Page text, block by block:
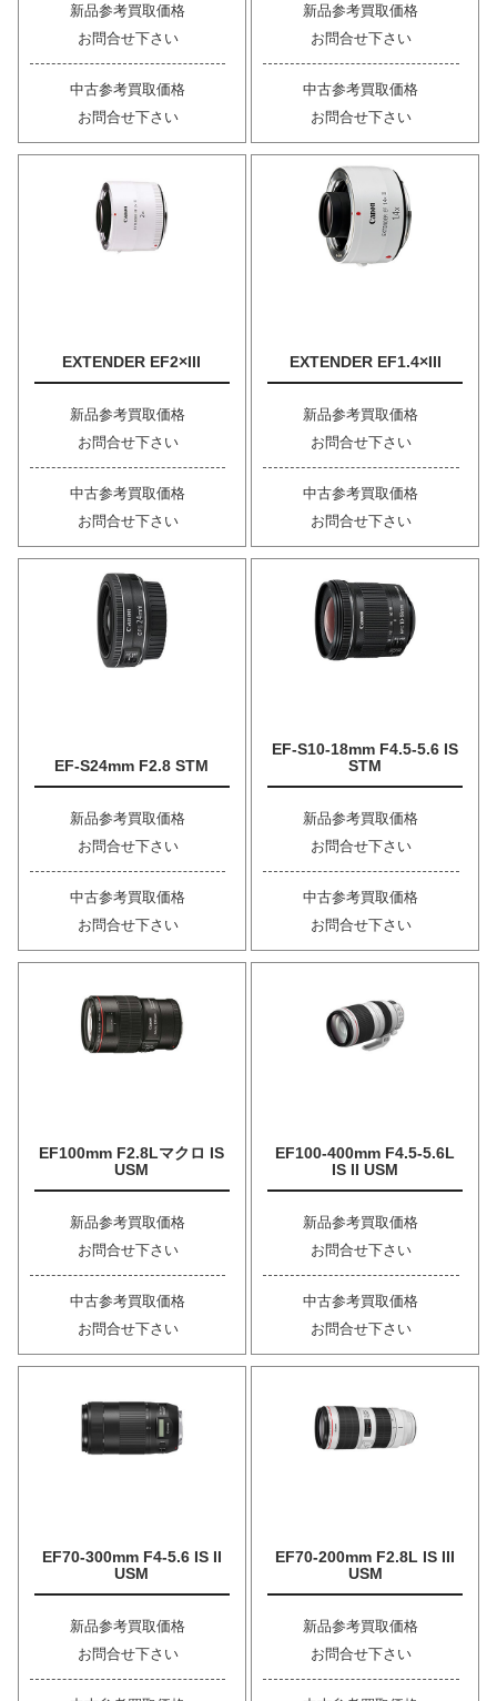
新品参考買取価格
お問合せ下さい
中古参考買取価格
お問合せ下さい
新品参考買取価格
お問合せ下さい
中古参考買取価格
お問合せ下さい
EXTENDER EF2×III
新品参考買取価格
お問合せ下さい
中古参考買取価格
お問合せ下さい
EXTENDER EF1.4×III
新品参考買取価格
お問合せ下さい
中古参考買取価格
お問合せ下さい
EF-S24mm F2.8 STM
新品参考買取価格
お問合せ下さい
中古参考買取価格
お問合せ下さい
EF-S10-18mm F4.5-5.6 IS
STM
新品参考買取価格
お問合せ下さい
中古参考買取価格
お問合せ下さい
EF100mm F2.8Lマクロ IS
USM
新品参考買取価格
お問合せ下さい
中古参考買取価格
お問合せ下さい
EF100-400mm F4.5-5.6L
IS II USM
新品参考買取価格
お問合せ下さい
中古参考買取価格
お問合せ下さい
EF70-300mm F4-5.6 IS II
USM
新品参考買取価格
お問合せ下さい
EF70-200mm F2.8L IS III
USM
新品参考買取価格
お問合せ下さい